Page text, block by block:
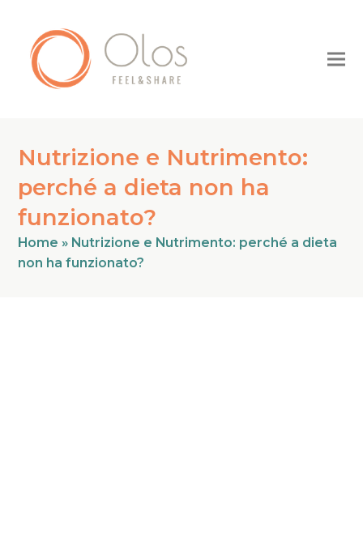
Nutrizione e Nutrimento:
perché a dieta non ha
funzionato?
Home » Nutrizione e Nutrimento: perché a dieta
non ha funzionato?